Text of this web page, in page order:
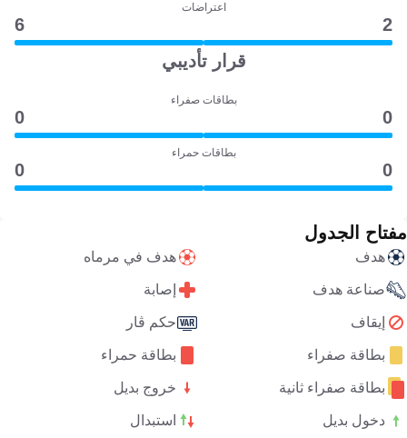
اعتراضات
2
6
قرار تأديبي
بطاقات صفراء
0
0
بطاقات حمراء
0
0
مفتاح الجدول
هدف هدف في مرماه
صناعة هدف إصابة
إيقاف حكم ڤار
بطاقة صفراء بطاقة حمراء
بطاقة صفراء ثانية خروج بديل
دخول بديل استبدال